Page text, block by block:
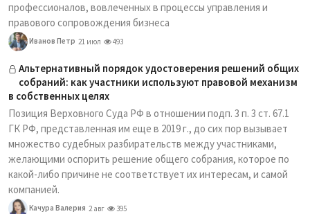
профессионалов, вовлеченных в процессы управления и
правового сопровождения бизнеса
Иванов Петр 21 июл 493
Альтернативный порядок удостоверения решений общих
собраний: как участники используют правовой механизм
в собственных целях
Позиция Верховного Суда РФ в отношении подп. 3 п. 3 ст. 67.1
ГК РФ, представленная им еще в 2019 г., до сих пор вызывает
множество судебных разбирательств между участниками,
желающими оспорить решение общего собрания, которое по
какой-либо причине не соответствует их интересам, и самой
компанией.
Качура Валерия 2 авг 395